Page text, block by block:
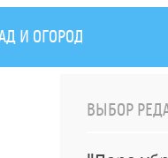
И ОГОРОД
ВЫБОР